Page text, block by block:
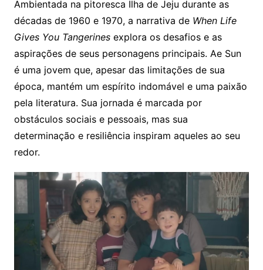
Ambientada na pitoresca Ilha de Jeju durante as
décadas de 1960 e 1970, a narrativa de When Life
Gives You Tangerinesexplora os desafios e as
aspirações de seus personagens principais. Ae Sun
é uma jovem que, apesar das limitações de sua
época, mantém um espírito indomável e uma paixão
pela literatura. Sua jornada é marcada por
obstáculos sociais e pessoais, mas sua
determinação e resiliência inspiram aqueles ao seu
redor.